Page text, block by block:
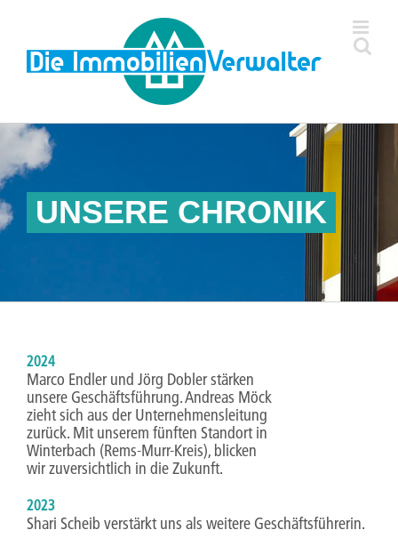
UNSERE CHRONIK
2024
Marco Endler und Jörg Dobler stärken
unsere Geschäftsführung. Andreas Möck
zieht sich aus der Unternehmensleitung
zurück. Mit unserem fünften Standort in
Winterbach (Rems-Murr-Kreis), blicken
wir zuversichtlich in die Zukunft.
2023
Shari Scheib verstärkt uns als weitere Geschäftsführerin.